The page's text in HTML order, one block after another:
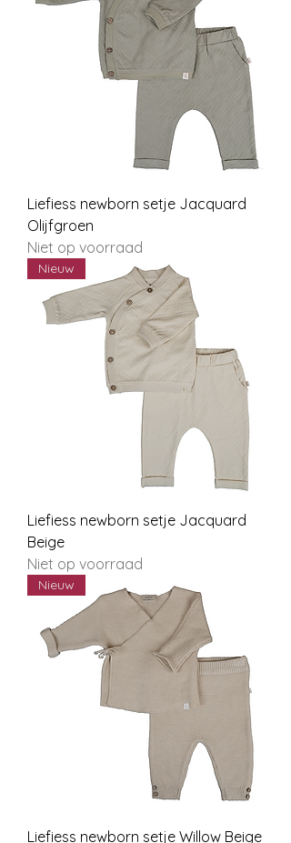
Liefiess newborn setje Jacquard
Olijfgroen
Niet op voorraad
Nieuw
Liefiess newborn setje Jacquard
Beige
Niet op voorraad
Nieuw
Liefiess newborn setje Willow Beige